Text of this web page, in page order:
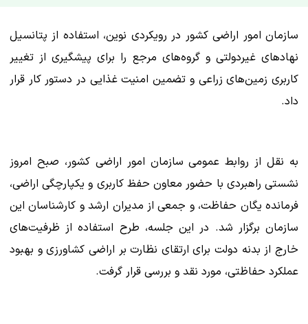
سازمان امور اراضی کشور در رویکردی نوین، استفاده از پتانسیل
نهادهای غیردولتی و گروه‌های مرجع را برای پیشگیری از تغییر
کاربری زمین‌های زراعی و تضمین امنیت غذایی در دستور کار قرار
داد.
به نقل از روابط عمومی سازمان امور اراضی کشور، صبح امروز
نشستی راهبردی با حضور معاون حفظ کاربری و یکپارچگی اراضی،
فرمانده یگان حفاظت، و جمعی از مدیران ارشد و کارشناسان این
سازمان برگزار شد. در این جلسه، طرح استفاده از ظرفیت‌های
خارج از بدنه دولت برای ارتقای نظارت بر اراضی کشاورزی و بهبود
عملکرد حفاظتی، مورد نقد و بررسی قرار گرفت.